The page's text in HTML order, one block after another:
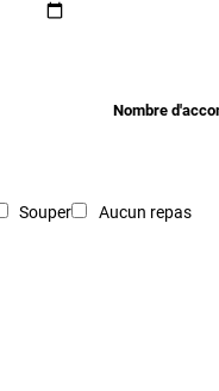
Nombre
Souper Aucun repas